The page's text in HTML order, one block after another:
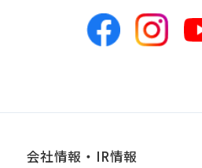
会社情報・IR情報